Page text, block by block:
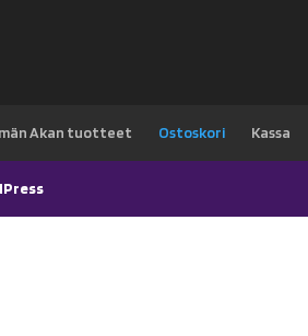
Akan tuotteet Ostoskori Kassa